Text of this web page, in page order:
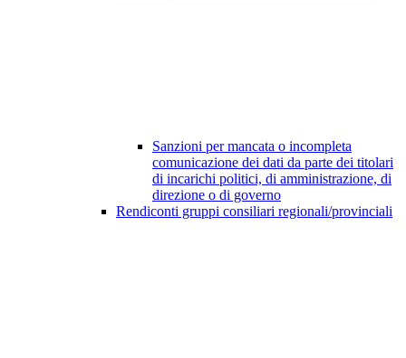
Sanzioni per mancata o incompleta
comunicazione dei dati da parte dei titolari
di incarichi politici, di amministrazione, di
direzione o di governo
Rendiconti gruppi consiliari regionali/provinciali